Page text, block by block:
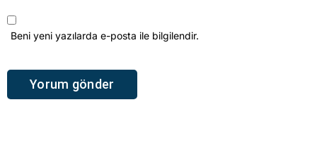
Beni yeni yazılarda e-posta ile bilgilendir.